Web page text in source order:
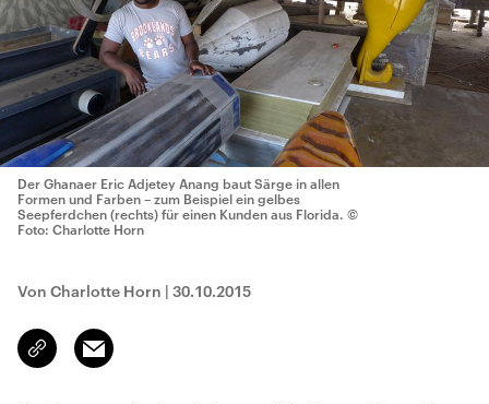
Der Ghanaer Eric Adjetey Anang baut Särge in allen
Formen und Farben – zum Beispiel ein gelbes
Seepferdchen (rechts) für einen Kunden aus Florida. ©
Foto: Charlotte Horn
Von Charlotte Horn | 30.10.2015
Link
kopieren/teilen
Email